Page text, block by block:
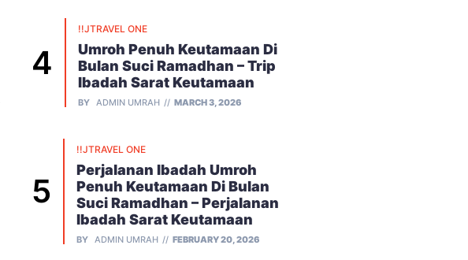
!!JTRAVEL ONE
Umroh Penuh Keutamaan Di
Bulan Suci Ramadhan – Trip
Ibadah Sarat Keutamaan
BY ADMIN UMRAH MARCH 3, 2026
!!JTRAVEL ONE
Perjalanan Ibadah Umroh
Penuh Keutamaan Di Bulan
Suci Ramadhan – Perjalanan
Ibadah Sarat Keutamaan
BY ADMIN UMRAH FEBRUARY 20, 2026